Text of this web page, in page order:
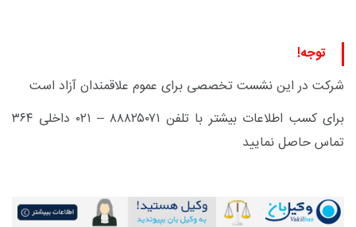
توجه!
شرکت در این نشست تخصصی برای عموم علاقمندان آزاد است
برای کسب اطلاعات بیشتر با تلفن ۸۸۸۲۵۰۷۱ – ۰۲۱ داخلی ۳۶۴
تماس حاصل نمایید